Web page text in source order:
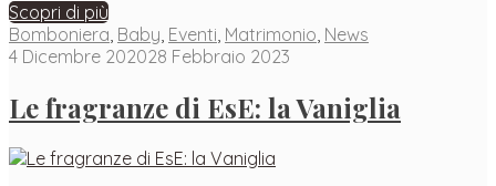
Scopri di più
Bomboniera, Baby, Eventi, Matrimonio, News
4 Dicembre 202028 Febbraio 2023
Le fragranze di EsE: la Vaniglia